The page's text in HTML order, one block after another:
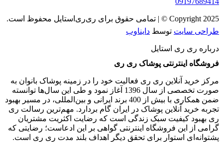
Copyright 2025 © | تمامی حقوق برای ری‌ری‌استایل محفوظ است.
طراحی سایت توسط دایناوب
درباره ری ری استایل
فروشگاه اینترنتی پوشاک ری ری
مرکز خرید آنلاین ری ری فعالیت خود را در زمینه پوشاک بانوان به
‌صورت تخصصی از سال 1396 آغاز نمود و طی این سال‌ها توانسته
ضمن همکاری با بیش از 400 برند ایرانی و بین‌المللی، در مسیر بهبود
تجربه خرید آنلاین پوشاک در ایران گام بردارد. مهم‌ترین رسالت ری
ری بهبود کیفیت سبک زندگی است که رضایت اکثریت مشتریان
گرامی از این فروشگاه اینترنتی گواهی بر این ادعاست؛ رضایتی که
پشتوانه‌ای استوار برای تحقق دیگر اهداف بلند مدت ری ری است.